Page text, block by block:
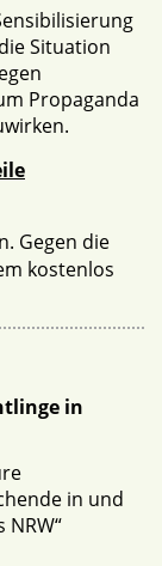
Situation
Propaganda
Gegen die
kostenlos
in
in und